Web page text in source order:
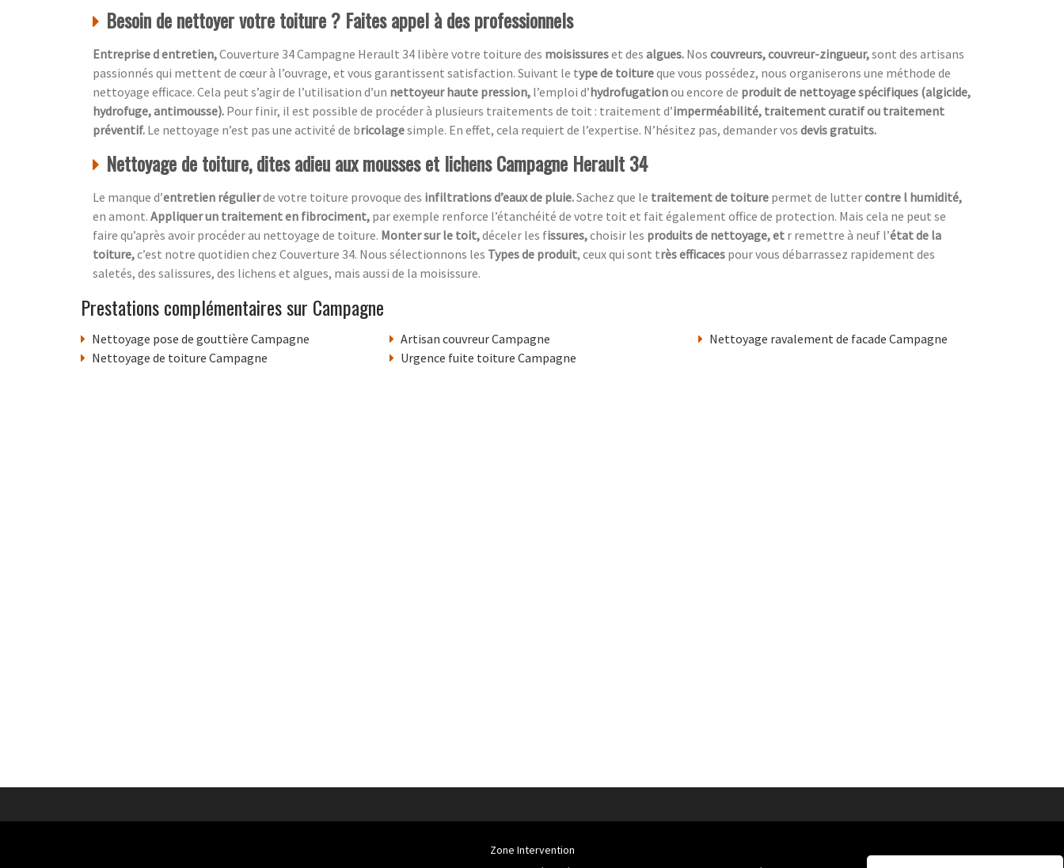
Besoin de nettoyer votre toiture ? Faites appel à des professionnels
Entreprise d entretien,Couverture 34 Campagne Herault 34 libère votre toiture des moisissureset des algues. Nos couvreurs, couvreur-zingueur,sont des artisans
passionnés qui mettent de cœur à l’ouvrage, et vous garantissent satisfaction. Suivant le type de toitureque vous possédez, nous organiserons une méthode de
nettoyage efficace. Cela peut s’agir de l’utilisation d’un nettoyeur haute pression, l’emploi d’hydrofugationou encore de produit de nettoyage spécifiques (algicide,
hydrofuge, antimousse). Pour finir, il est possible de procéder à plusieurs traitements de toit : traitement d’imperméabilité, traitement curatif ou traitement
préventif. Le nettoyage n’est pas une activité de bricolagesimple. En effet, cela requiert de l’expertise. N’hésitez pas, demander vos devis gratuits.
Nettoyage de toiture, dites adieu aux mousses et lichens Campagne Herault 34
Le manque d’entretien régulierde votre toiture provoque des infiltrations d’eaux de pluie.Sachez que le traitement de toiture permet de luttercontre l humidité,
en amont. Appliquer un traitement en fibrociment, par exemple renforce l’étanchéité de votre toit et fait également office de protection. Mais cela ne peut se
faire qu’après avoir procéder au nettoyage de toiture. Monter sur le toit,déceler les fissures,choisir les produits de nettoyage, et r remettre à neuf l’état de la
toiture,c’est notre quotidien chez Couverture 34. Nous sélectionnons les Types de produit, ceux qui sont très efficaces pour vous débarrassez rapidement des
saletés, des salissures, des lichens et algues, mais aussi de la moisissure.
Prestations complémentaires sur Campagne
Nettoyage pose de gouttière Campagne
Nettoyage de toiture Campagne
Artisan couvreur Campagne
Urgence fuite toiture Campagne
Nettoyage ravalement de facade Campagne
Zone Intervention